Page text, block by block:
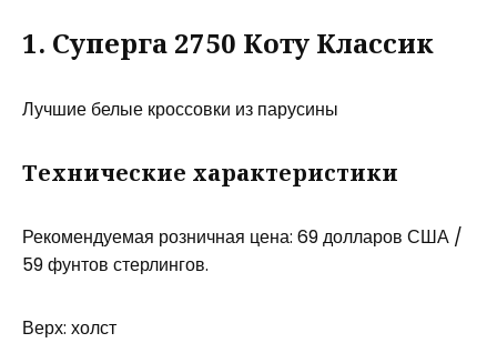
1. Суперга 2750 Коту Классик
Лучшие белые кроссовки из парусины
Технические характеристики
Рекомендуемая розничная цена: 69 долларов США /
59 фунтов стерлингов.
Верх: холст